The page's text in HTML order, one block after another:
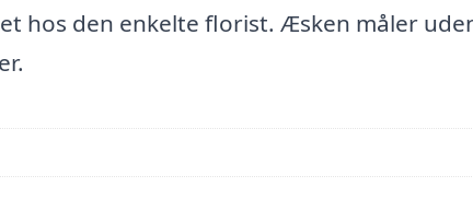
hos den enkelte florist. Æsken måler